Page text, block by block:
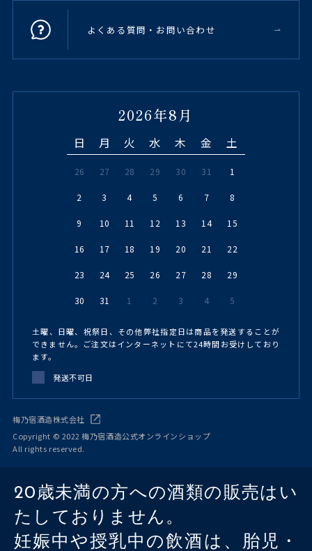
よくある質問・お問い合わせ
2026年8月
日 月 火 水 木 金 土
26 27 28 29 30 31 1
2 3 4 5 6 7 8
9 10 11 12 13 14 15
16 17 18 19 20 21 22
23 24 25 26 27 28 29
30 31 1 2 3 4 5
土曜、日曜、祝祭日、その他弊社指定日は商品を発送することが
できません。ご注文はインターネットにて24時間お受けしており
ます。
発送不可日
梅乃宿酒造株式会社
Copyright © 2022 梅乃宿酒造公式オンラインショップ
All rights reserved.
20歳未満の方への酒類の販売はい
たしておりません。
妊娠中や授乳中の飲酒は、胎児・